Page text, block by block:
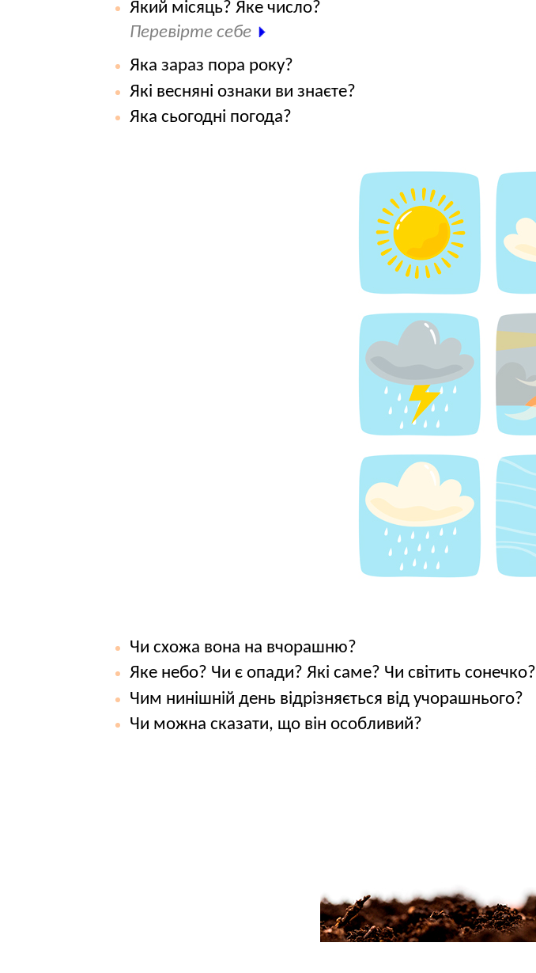
Який місяць? Яке число?
Перевірте себе
Яка зараз пора року?
Які весняні ознаки ви знаєте?
Яка сьогодні погода?
Чи схожа вона на вчорашню?
Яке небо? Чи є опади? Які саме? Чи світить сонечко?
Чим нинішній день відрізняється від учорашнього?
Чи можна сказати, що він особливий?